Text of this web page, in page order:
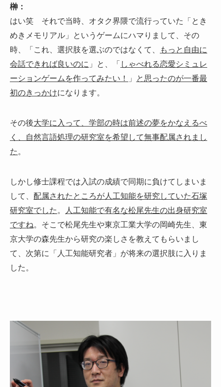
榊：
はい笑 それで当時、オタク界隈で流行っていた「とき
めきメモリアル」というゲームにハマりまして、その
時、「これ、選択肢を選ぶのではなくて、
もっと自由に
会話できれば良いのに 」と、「 しゃべれる恋愛シミュレ
ーションゲームを作ってみたい！
」
と思ったのが一番最
初のきっかけになります。
その後大学に入って、学部の時は前述の夢をかなえるべ
く、自然言語処理の研究室を希望して無事配属されまし
た 。
しかし修士課程では入試の成績で同期に負けてしまいま
して、 配属されたところが人工知能を研究していた石塚
研究室でした 。
人工知能で有名な松尾先生の出身研究室
ですね。そこで松尾先生や東京工業大学の岡崎先生、東
京大学の森先生から研究の楽しさを教えてもらいまし
て、次第に「人工知能研究者」が将来の選択肢に入りま
した。